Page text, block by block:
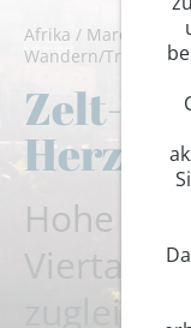
Afrika / Marokko
Wandern/Trekking/
Zelt-
Herzen
Hohe
zugleich